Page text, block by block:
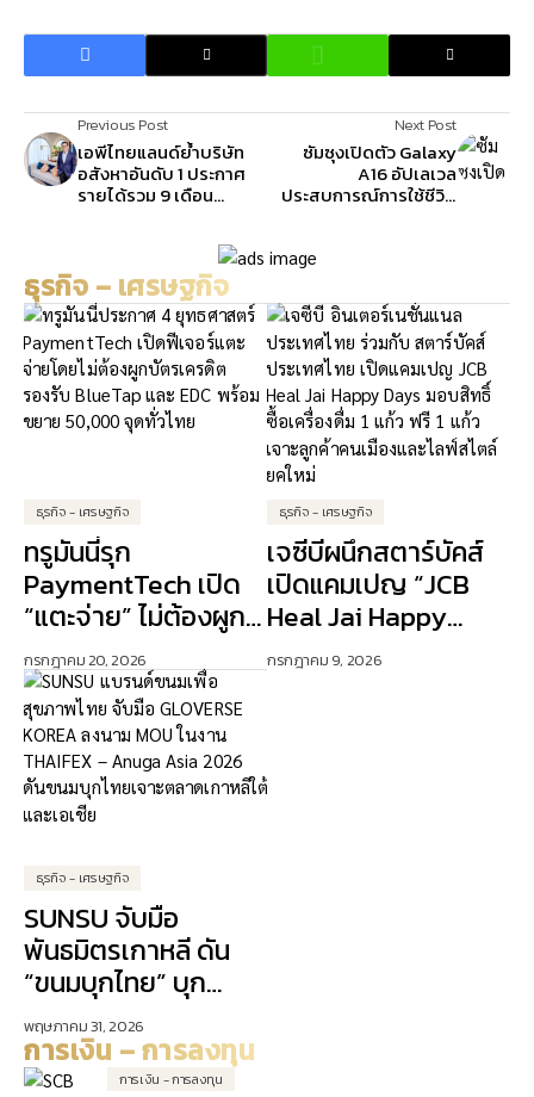
Previous Post
เอพีไทยแลนด์ย้ำบริษัท
อสังหาอันดับ 1 ประกาศ
รายได้รวม 9 เดือน
Next Post
ซัมซุงเปิดตัว Galaxy
A16 อัปเลเวล
ประสบการณ์การใช้ชีวิต
ธุรกิจ – เศรษฐกิจ
ธุรกิจ - เศรษฐกิจ
ทรูมันนี่รุก
PaymentTech เปิด
“แตะจ่าย” ไม่ต้องผูก
บัตรเครดิต ปักธง AI
ขับเคลื่อนการเงิน
ดิจิทัล
กรกฎาคม 20, 2026
ธุรกิจ - เศรษฐกิจ
เจซีบีผนึกสตาร์บัคส์
เปิดแคมเปญ “JCB
Heal Jai Happy
Days” ดัน Lifestyle
Experience เจาะ
กรกฎาคม 9, 2026
ธุรกิจ - เศรษฐกิจ
SUNSU จับมือ
พันธมิตรเกาหลี ดัน
“ขนมบุกไทย” บุก
ตลาดเอเชีย
พฤษภาคม 31, 2026
การเงิน – การลงทุน
การเงิน - การลงทุน